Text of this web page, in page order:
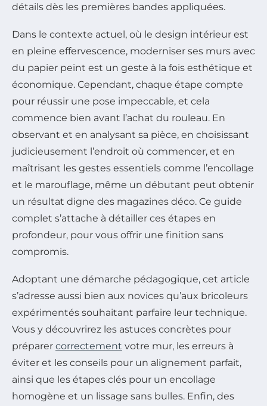
détails dès les premières bandes appliquées.
Dans le contexte actuel, où le design intérieur est
en pleine effervescence, moderniser ses murs avec
du papier peint est un geste à la fois esthétique et
économique. Cependant, chaque étape compte
pour réussir une pose impeccable, et cela
commence bien avant l’achat du rouleau. En
observant et en analysant sa pièce, en choisissant
judicieusement l’endroit où commencer, et en
maîtrisant les gestes essentiels comme l’encollage
et le marouflage, même un débutant peut obtenir
un résultat digne des magazines déco. Ce guide
complet s’attache à détailler ces étapes en
profondeur, pour vous offrir une finition sans
compromis.
Adoptant une démarche pédagogique, cet article
s’adresse aussi bien aux novices qu’aux bricoleurs
expérimentés souhaitant parfaire leur technique.
Vous y découvrirez les astuces concrètes pour
préparer correctement votre mur, les erreurs à
éviter et les conseils pour un alignement parfait,
ainsi que les étapes clés pour un encollage
homogène et un lissage sans bulles. Enfin, des